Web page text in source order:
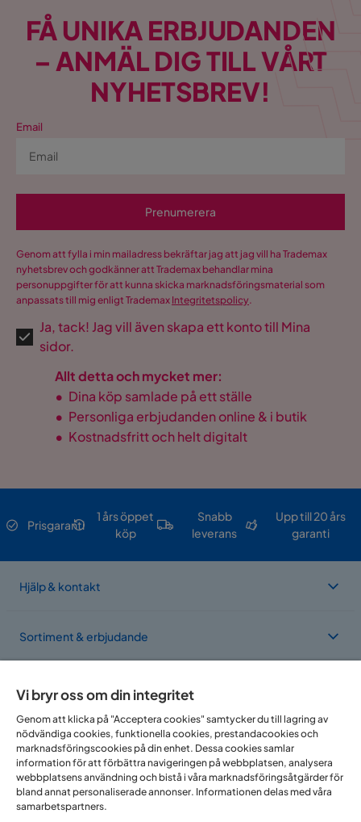
FÅ UNIKA ERBJUDANDEN
– ANMÄL DIG TILL VÅRT
NYHETSBREV!
Email
Prenumerera
Genom att fylla i min mailadress bekräftar jag att jag vill ha Trademax
nyhetsbrev och godkänner att Trademax behandlar mina
personuppgifter för att kunna skicka marknadsföringsmaterial som
anpassats till mig enligt Trademax Integritetspolicy.
Ja, tack! Jag vill även skapa ett konto till Mina
sidor.
Allt detta och mycket mer:
• Dina köp samlade på ett ställe
• Personliga erbjudanden online & i butik
• Kostnadsfritt och helt digitalt
Prisgaranti
1 års öppet
köp
Snabb
leverans
Upp till 20 års
garanti
Hjälp & kontakt
Sortiment & erbjudande
Vi finns i flera länder
Vi bryr oss om din integritet
Genom att klicka på "Acceptera cookies" samtycker du till lagring av
nödvändiga cookies, funktionella cookies, prestandacookies och
marknadsföringscookies på din enhet. Dessa cookies samlar
information för att förbättra navigeringen på webbplatsen, analysera
webbplatsens användning och bistå i våra marknadsföringsåtgärder för
bland annat personaliserade annonser. Informationen delas med våra
samarbetspartners.